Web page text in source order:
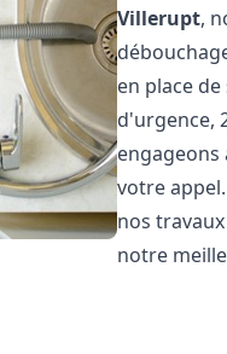
Villerupt,
en place
d'urgence,
votre
nos
notre